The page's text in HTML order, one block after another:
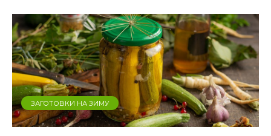
ЗАГОТОВКИ НА ЗИМУ